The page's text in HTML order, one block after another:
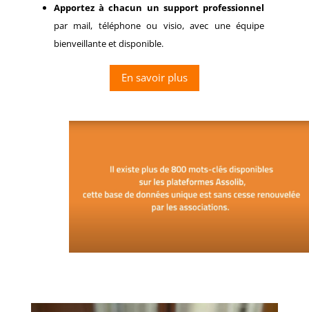
Apportez à chacun un support professionnel
par mail, téléphone ou visio, avec une équipe
bienveillante et disponible.
En savoir plus